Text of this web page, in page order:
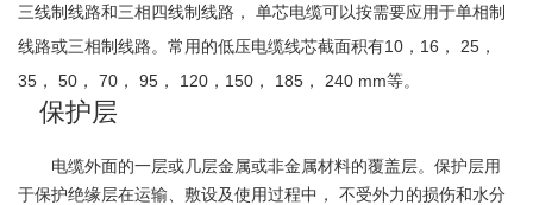
三线制线路和三相四线制线路， 单芯电缆可以按需要应用于单相制
线路或三相制线路。常用的低压电缆线芯截面积有10，16， 25，
35， 50， 70， 95， 120，150， 185， 240 mm等。
保护层
电缆外面的一层或几层金属或非金属材料的覆盖层。保护层用
于保护绝缘层在运输、敷设及使用过程中， 不受外力的损伤和水分